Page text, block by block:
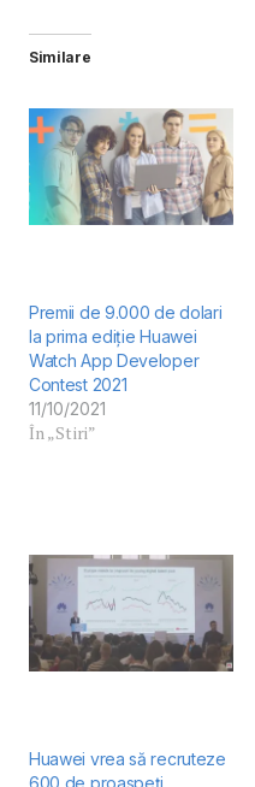
Similare
Premii de 9.000 de dolari
la prima ediție Huawei
Watch App Developer
Contest 2021
11/10/2021
În „Stiri”
Huawei vrea să recruteze